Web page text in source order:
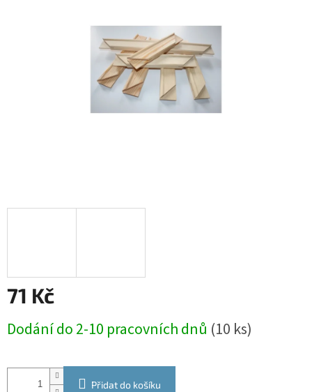
71 Kč
cena:
Dodání do 2-10 pracovních dnů (10 ks)
Přidat do košíku